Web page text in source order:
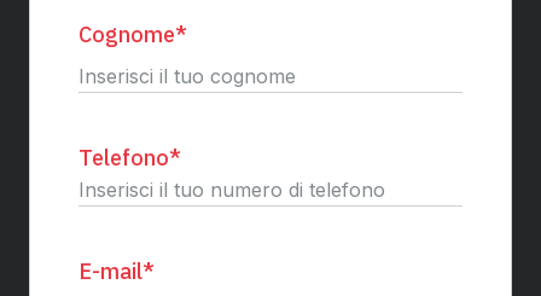
Cognome*
Telefono*
E-mail*